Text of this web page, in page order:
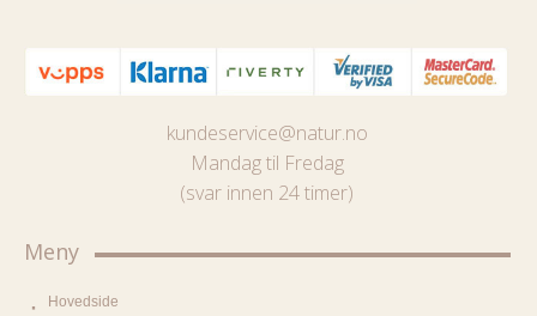
kundeservice@natur.no
Mandag til Fredag
(svar innen 24 timer)
Meny
Hovedside